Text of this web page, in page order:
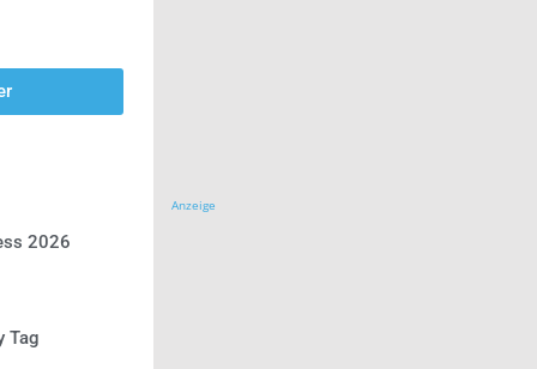
2026
Tag
Anzeige